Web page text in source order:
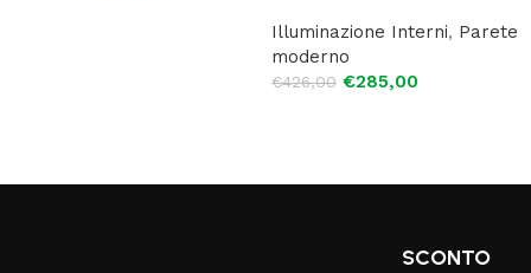
Illuminazione Interni, Parete
moderno
€426,00 €285,00
SCONTO